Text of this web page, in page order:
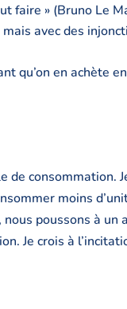
faire » (Bruno Le
avec des
qu’on en achète
de consommation.
moins
poussons à
Je crois à